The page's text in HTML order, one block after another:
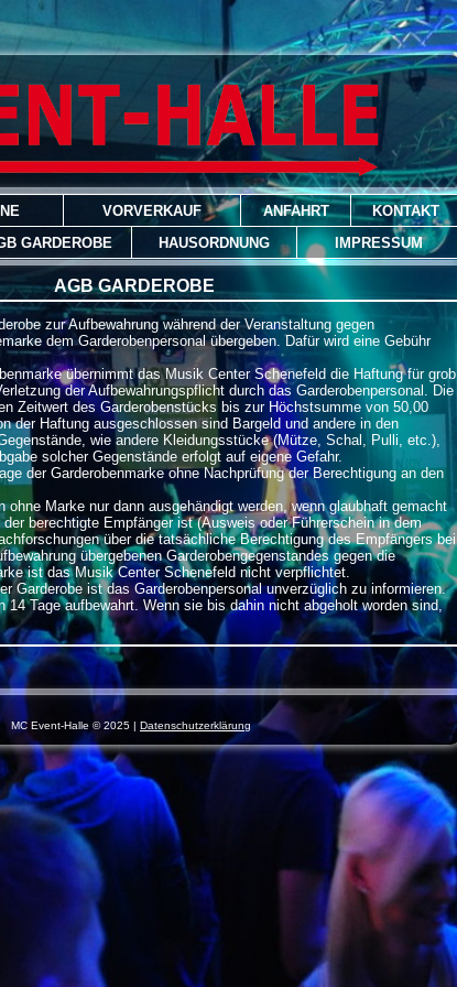
VORVERKAUF ANFAHRT
KONTAKT
GARDEROBE HAUSORDNUNG IMPRESSUM
AGB GARDEROBE
zur Aufbewahrung während der Veranstaltung gegen
dem Garderobenpersonal übergeben. Dafür wird eine Gebühr
übernimmt das Musik Center Schenefeld die Haftung für grob
der Aufbewahrungspflicht durch das Garderobenpersonal. Die
Zeitwert des Garderobenstücks bis zur Höchstsumme von 50,00
der Haftung ausgeschlossen sind Bargeld und andere in den
wie andere Kleidungsstücke (Mütze, Schal, Pulli, etc.),
solcher Gegenstände erfolgt auf eigene Gefahr.
der Garderobenmarke ohne Nachprüfung der Berechtigung an den
ohne Marke nur dann ausgehändigt werden, wenn glaubhaft gemacht
berechtigte Empfänger ist (Ausweis oder Führerschein in dem
über die tatsächliche Berechtigung des Empfängers bei
übergebenen Garderobengegenstandes gegen die
ist das Musik Center Schenefeld nicht verpflichtet.
Garderobe ist das Garderobenpersonal unverzüglich zu informieren.
14 Tage aufbewahrt. Wenn sie bis dahin nicht abgeholt worden sind,
MC Event-Halle © 2025 | Datenschutzerklärung